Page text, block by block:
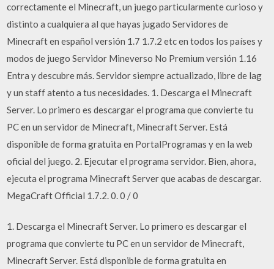
correctamente el Minecraft, un juego particularmente curioso y
distinto a cualquiera al que hayas jugado Servidores de
Minecraft en español versión 1.7 1.7.2 etc en todos los países y
modos de juego Servidor Mineverso No Premium versión 1.16
Entra y descubre más. Servidor siempre actualizado, libre de lag
y un staff atento a tus necesidades. 1. Descarga el Minecraft
Server. Lo primero es descargar el programa que convierte tu
PC en un servidor de Minecraft, Minecraft Server. Está
disponible de forma gratuita en PortalProgramas y en la web
oficial del juego. 2. Ejecutar el programa servidor. Bien, ahora,
ejecuta el programa Minecraft Server que acabas de descargar.
MegaCraft Official 1.7.2. 0. 0 / 0
1. Descarga el Minecraft Server. Lo primero es descargar el
programa que convierte tu PC en un servidor de Minecraft,
Minecraft Server. Está disponible de forma gratuita en